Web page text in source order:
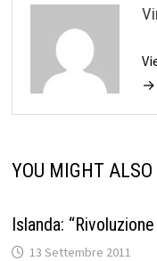
→
YOU MIGHT
Islanda:
13 Settembre 2011